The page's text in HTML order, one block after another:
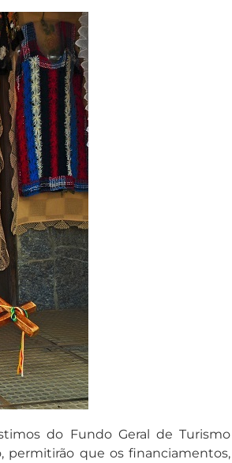
do Fundo Geral de Turismo
permitirão que os financiamentos,